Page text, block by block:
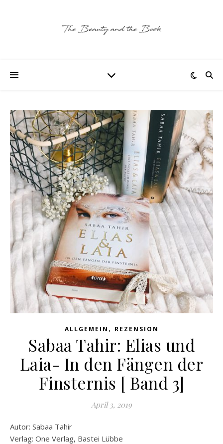
ALLGEMEIN , REZENSION
Sabaa Tahir: Elias und
Laia- In den Fängen der
Finsternis [ Band 3]
April 3, 2019
Autor: Sabaa Tahir
Verlag: One Verlag, Bastei Lübbe